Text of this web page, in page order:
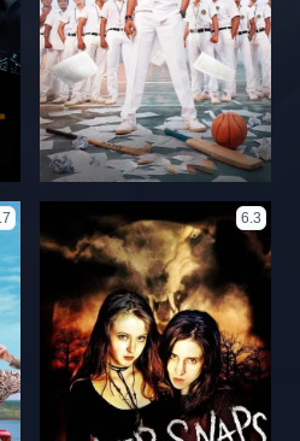
6.3